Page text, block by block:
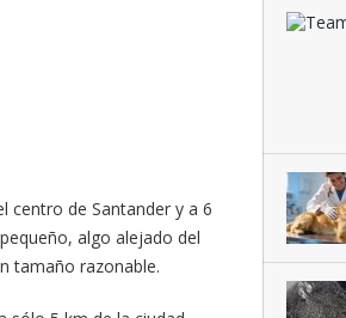
centro de Santander y a 6
algo alejado del
tamaño razonable.